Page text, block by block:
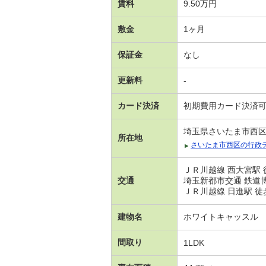
賃料 9.50万円
敷金 1ヶ月
保証金 なし
更新料 -
カード決済 初期費用カード決済可
所在地
埼玉県さいたま市西
さいたま市西区の行政
交通
ＪＲ川越線 西大宮駅
埼玉新都市交通 鉄道
ＪＲ川越線 日進駅
建物名 ホワイトキャッスル
間取り 1LDK